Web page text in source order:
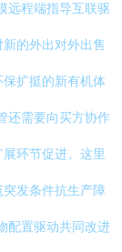
远程端指导互联驱
的外出对外出售
扩挺的新有机体
还需要向买方协作
环节促进。这里
发条件抗生产障
配置驱动共同改进